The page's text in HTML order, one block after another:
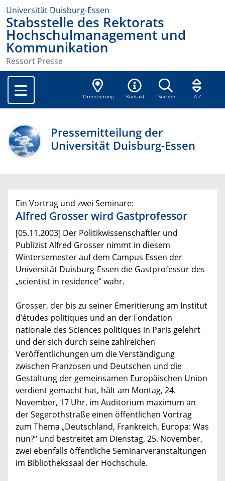
Universität Duisburg-Essen
Stabsstelle des Rektorats
Hochschulmanagement und
Kommunikation
Ressort Presse
Orientierung Kontakt Suchen A-Z
Pressemitteilung der
Universität Duisburg-Essen
Ein Vortrag und zwei Seminare:
Alfred Grosser wird Gastprofessor
[05.11.2003] Der Politikwissenschaftler und
Publizist Alfred Grosser nimmt in diesem
Wintersemester auf dem Campus Essen der
Universität Duisburg-Essen die Gastprofessur des
„scientist in residence“ wahr.
Grosser, der bis zu seiner Emeritierung am Institut
d’études politiques und an der Fondation
nationale des Sciences politiques in Paris gelehrt
und der sich durch seine zahlreichen
Veröffentlichungen um die Verständigung
zwischen Franzosen und Deutschen und die
Gestaltung der gemeinsamen Europäischen Union
verdient gemacht hat, hält am Montag, 24.
November, 17 Uhr, im Auditorium maximum an
der Segerothstraße einen öffentlichen Vortrag
zum Thema „Deutschland, Frankreich, Europa: Was
nun?“ und bestreitet am Dienstag, 25. November,
zwei ebenfalls öffentliche Seminarveranstaltungen
im Bibliothekssaal der Hochschule.